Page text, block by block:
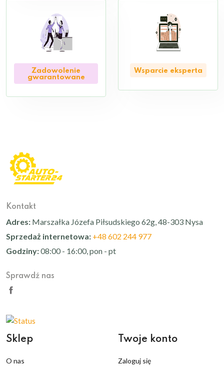
Zadowolenie
gwarantowane
Wsparcie eksperta
Kontakt
Adres: Marszałka Józefa Piłsudskiego 62g, 48-303 Nysa
Sprzedaż internetowa: +48 602 244 977
Godziny:08:00 - 16:00, pon - pt
Sprawdź nas
Sklep
O nas
Twoje konto
Zaloguj się